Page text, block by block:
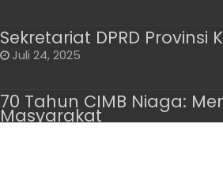
Sekretariat DPRD Provinsi
Juli 24, 2025
70 Tahun CIMB Niaga:
Masyarakat